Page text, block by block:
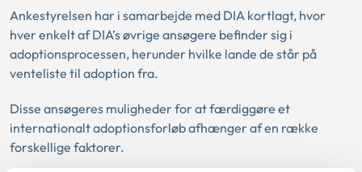
Ankestyrelsen har i samarbejde med DIA kortlagt, hvor
hver enkelt af DIA’s øvrige ansøgere befinder sig i
adoptionsprocessen, herunder hvilke lande de står på
venteliste til adoption fra.
Disse ansøgeres muligheder for at færdiggøre et
internationalt adoptionsforløb afhænger af en række
forskellige faktorer.